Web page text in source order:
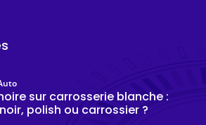
sur carrosserie blanche :
polish ou carrossier ?